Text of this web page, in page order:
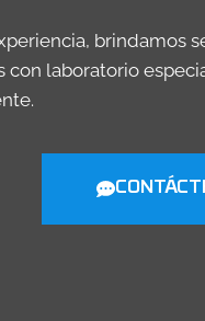
brindamos
con laboratorio